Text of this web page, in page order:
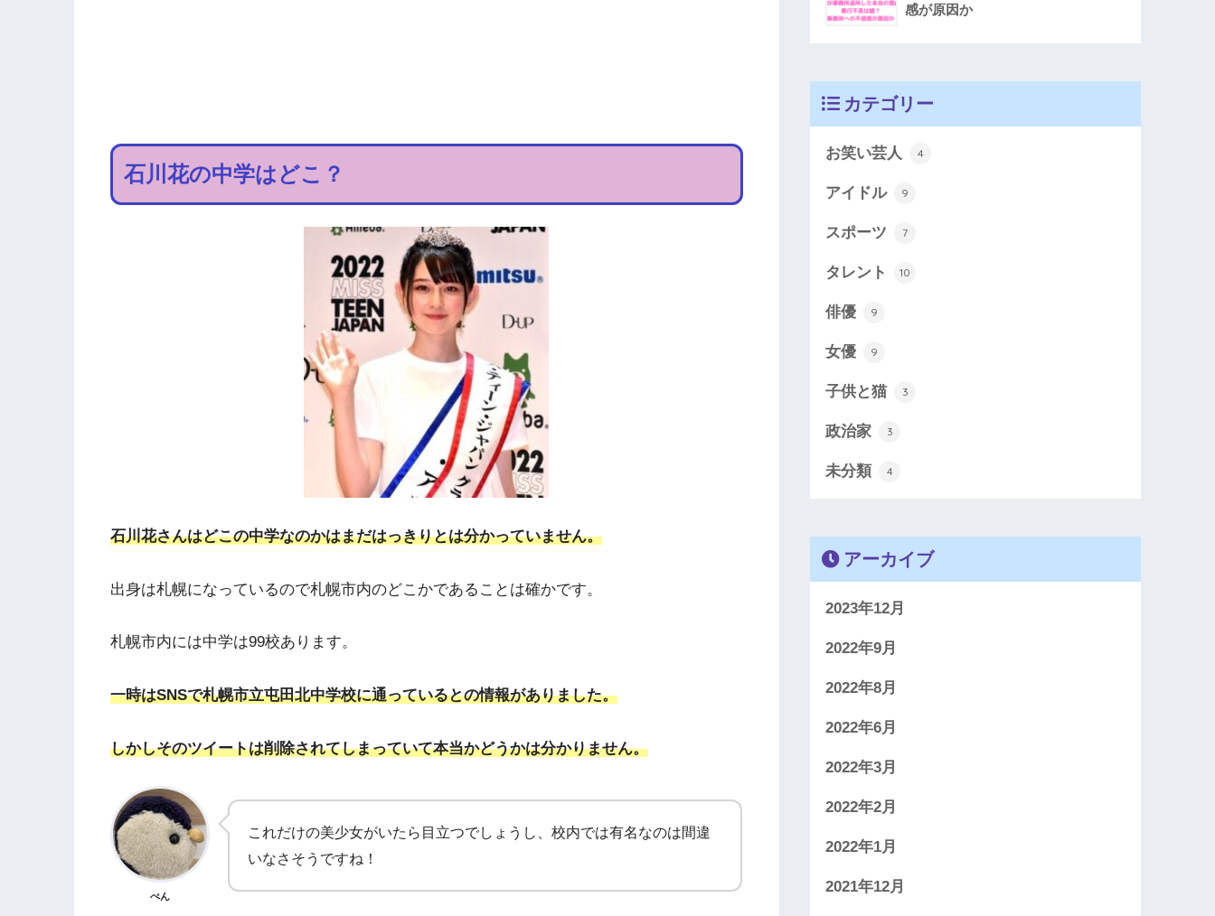
石川花の中学はどこ？
石川花さんはどこの中学なのかはまだはっきりとは分かっていません。
出身は札幌になっているので札幌市内のどこかであることは確かです。
札幌市内には中学は99校あります。
一時はSNSで札幌市立屯田北中学校に通っているとの情報がありました。
しかしそのツイートは削除されてしまっていて本当かどうかは分かりません。
ぺん
これだけの美少女がいたら目立つでしょうし、校内では有名なのは間違
いなさそうですね！
感が原因か
カテゴリー
お笑い芸人 4
アイドル 9
スポーツ 7
タレント 10
俳優 9
女優 9
子供と猫 3
政治家 3
未分類 4
アーカイブ
2023年12月
2022年9月
2022年8月
2022年6月
2022年3月
2022年2月
2022年1月
2021年12月